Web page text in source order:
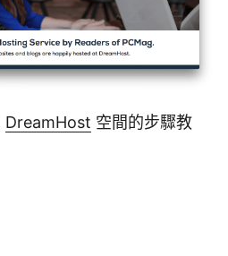
DreamHost 空間的步驟教